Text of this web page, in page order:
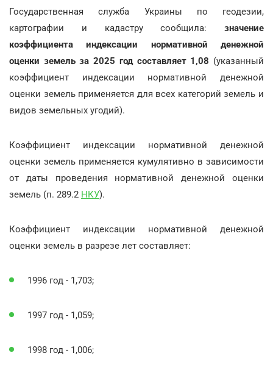
Государственная служба Украины по геодезии,
картографии и кадастру сообщила: значение
коэффициента индексации нормативной денежной
оценки земель за 2025 год составляет 1,08 (указанный
коэффициент индексации нормативной денежной
оценки земель применяется для всех категорий земель и
видов земельных угодий).
Коэффициент индексации нормативной денежной
оценки земель применяется кумулятивно в зависимости
от даты проведения нормативной денежной оценки
земель (п. 289.2 НКУ).
Коэффициент индексации нормативной денежной
оценки земель в разрезе лет составляет:
1996 год - 1,703;
1997 год - 1,059;
1998 год - 1,006;